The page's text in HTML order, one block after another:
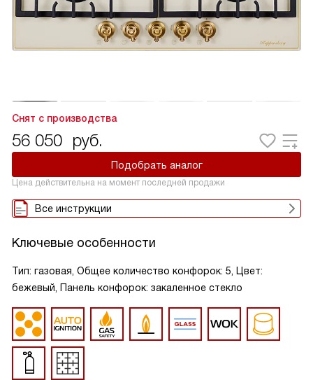
Снят с производства
56 050 руб.
Подобрать аналог
Цена действительна на момент последней продажи
Все инструкции
Ключевые особенности
Тип: газовая, Общее количество конфорок: 5, Цвет:
бежевый, Панель конфорок: закаленное стекло